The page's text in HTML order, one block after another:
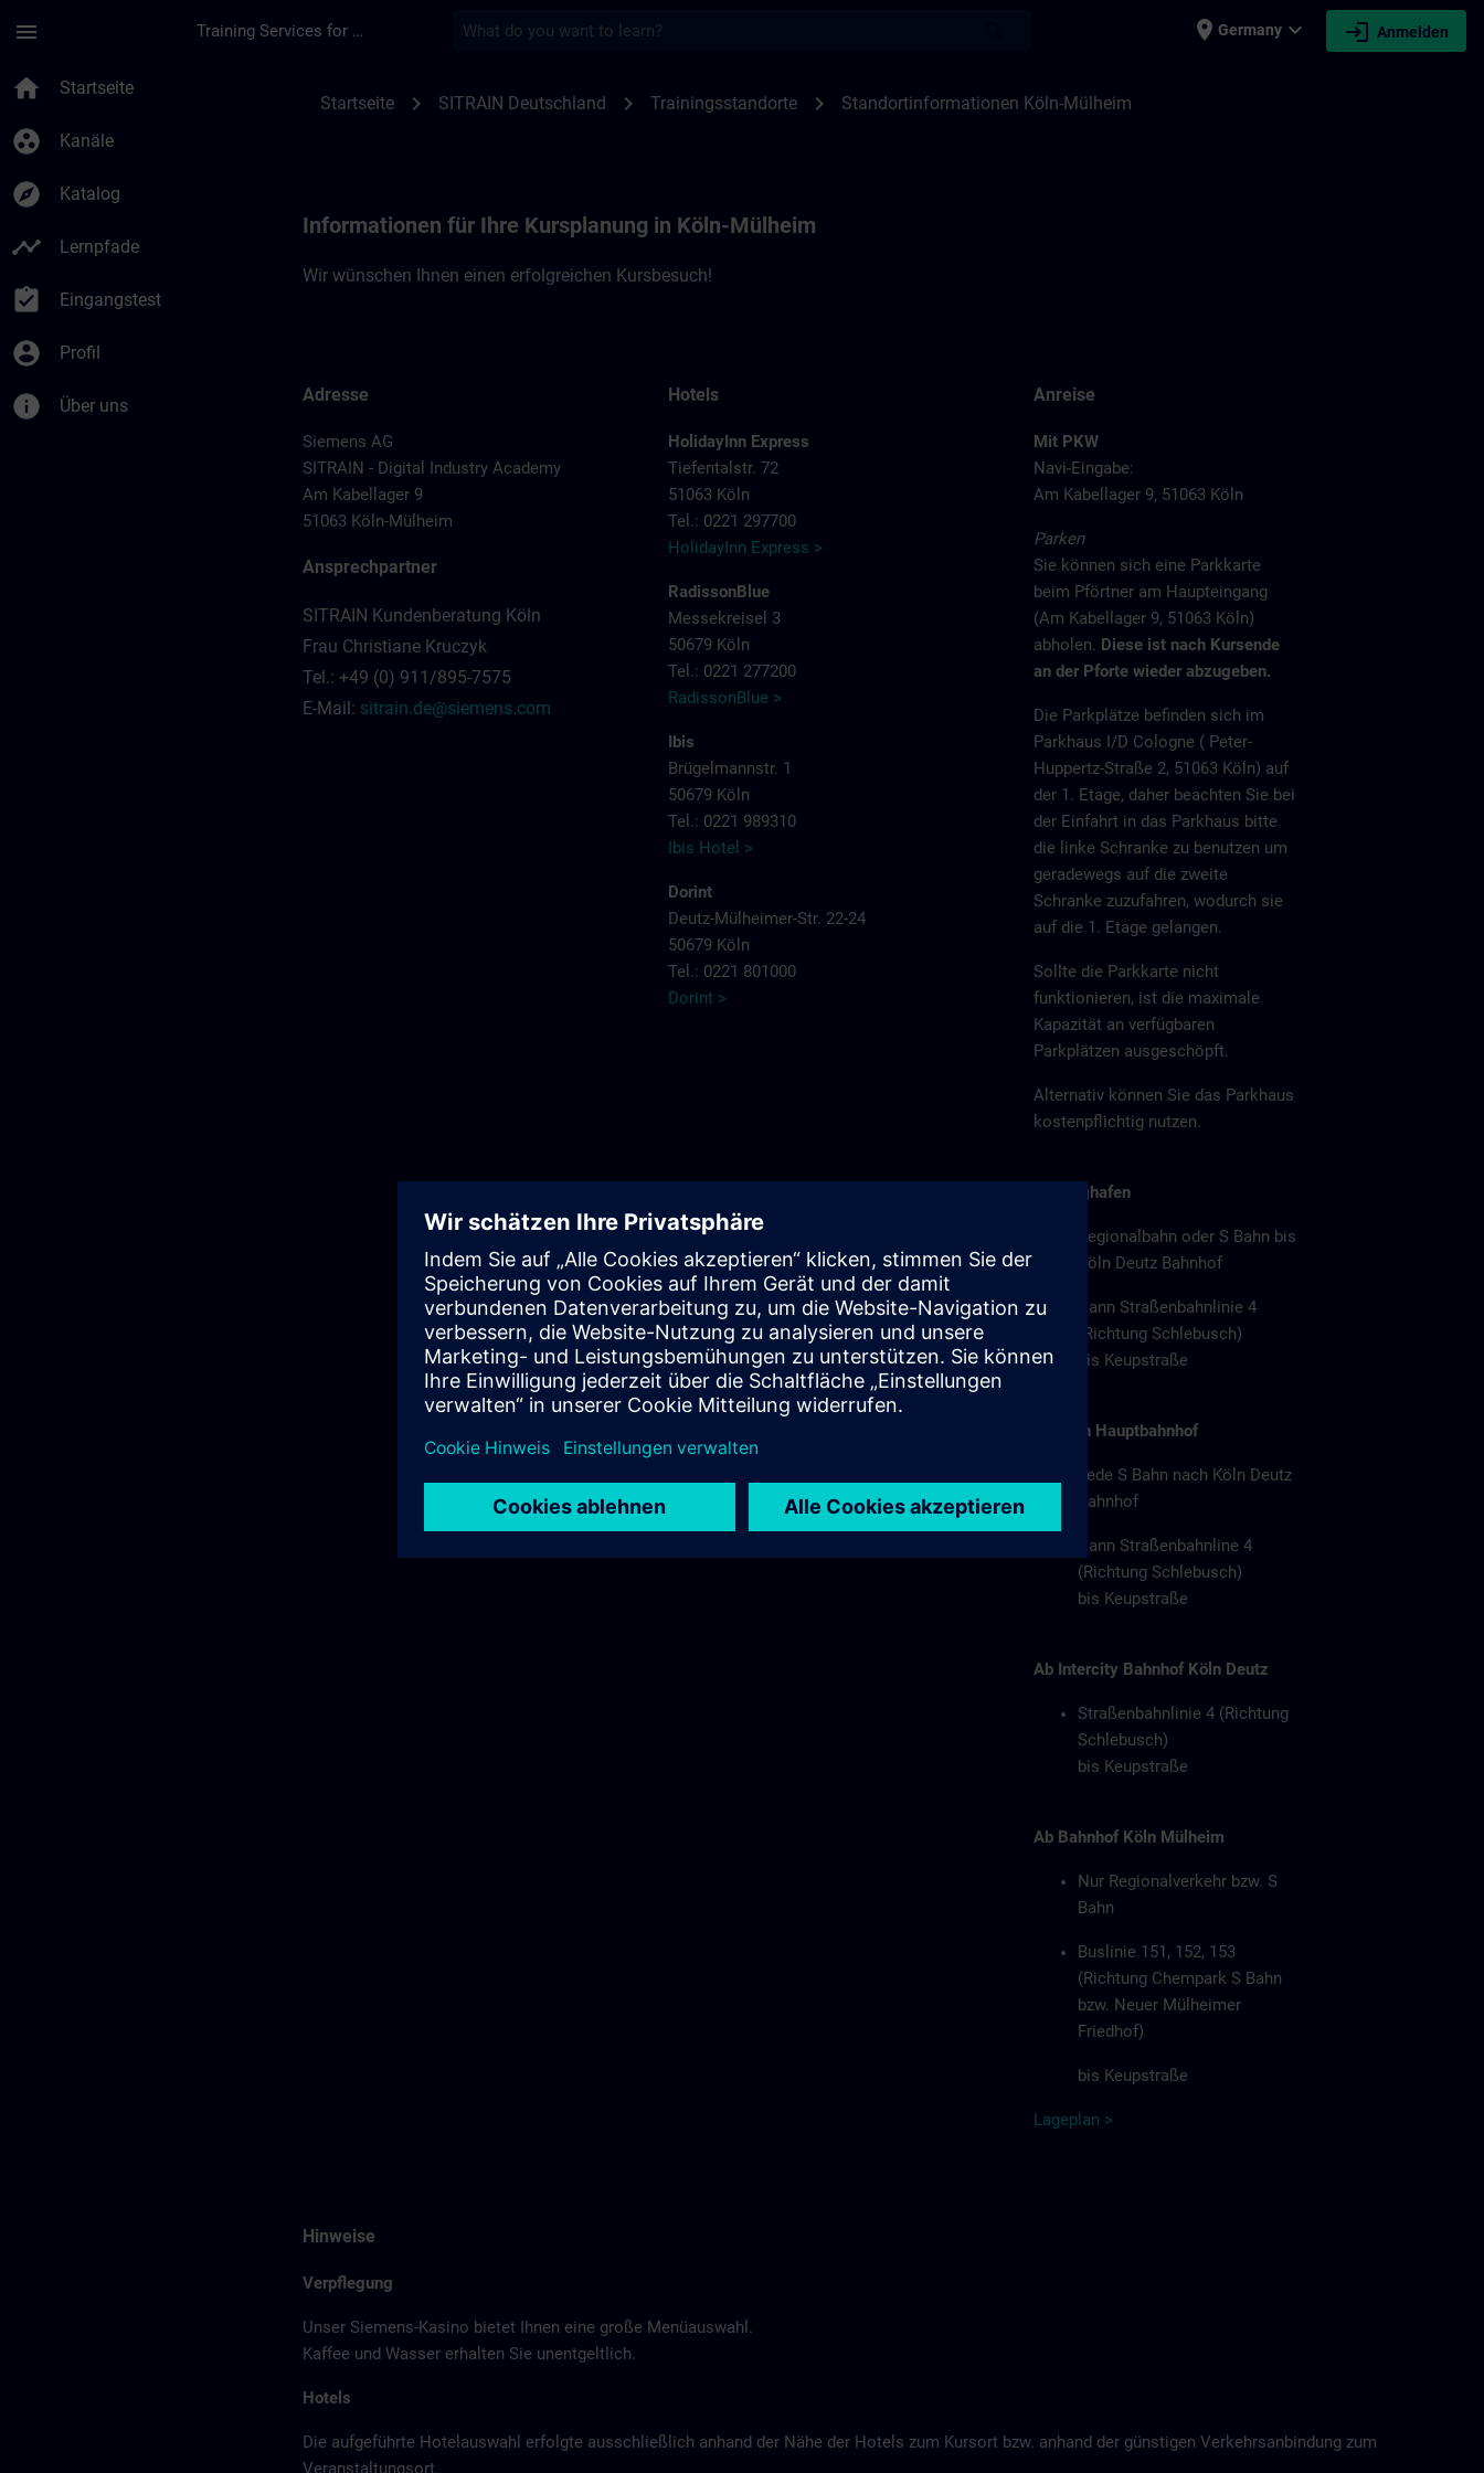
menu Training Services for Digital Industries place Germany expand_more login Anmelden
home Startseite
group_work Kanäle
explore Katalog
timeline Lernpfade
assignment_turned_in Eingangstest
account_circle Profil
info Über uns
Startseite chevron_right SITRAIN Deutschland chevron_right Trainingsstandorte chevron_right Standortinformationen Köln-Mülheim
Informationen für Ihre Kursplanung in Köln-Mülheim
Wir wünschen Ihnen einen erfolgreichen Kursbesuch!
Adresse
Siemens AG
SITRAIN - Digital Industry Academy
Am Kabellager 9
51063 Köln-Mülheim
Ansprechpartner
SITRAIN Kundenberatung Köln
Frau Christiane Kruczyk
Tel.: +49 (0) 911/895-7575
E-Mail: sitrain.de@siemens.com
Hotels
HolidayInn Express
Tiefentalstr. 72
51063 Köln
Tel.: 0221 297700
HolidayInn Express >
RadissonBlue
Messekreisel 3
50679 Köln
Tel.: 0221 277200
RadissonBlue >
Ibis
Brügelmannstr. 1
50679 Köln
Tel.: 0221 989310
Ibis Hotel >
Dorint
Deutz-Mülheimer-Str. 22-24
50679 Köln
Tel.: 0221 801000
Dorint >
Anreise
Mit PKW
Navi-Eingabe:
Am Kabellager 9, 51063 Köln
Parken
Sie können sich eine Parkkarte
beim Pförtner am Haupteingang
(Am Kabellager 9, 51063 Köln)
abholen. Diese ist nach Kursende
an der Pforte wieder abzugeben.
Die Parkplätze befinden sich im
Parkhaus I/D Cologne ( Peter-
Huppertz-Straße 2, 51063 Köln) auf
der 1. Etage, daher beachten Sie bei
der Einfahrt in das Parkhaus bitte
die linke Schranke zu benutzen um
geradewegs auf die zweite
Schranke zuzufahren, wodurch sie
auf die 1. Etage gelangen.
Sollte die Parkkarte nicht
funktionieren, ist die maximale
Kapazität an verfügbaren
Parkplätzen ausgeschöpft.
Alternativ können Sie das Parkhaus
kostenpflichtig nutzen.
Ab Flughafen
Regionalbahn oder S Bahn bis
Köln Deutz Bahnhof
Dann Straßenbahnlinie 4
(Richtung Schlebusch)
bis Keupstraße
Ab Köln Hauptbahnhof
Jede S Bahn nach Köln Deutz
Bahnhof
Dann Straßenbahnline 4
(Richtung Schlebusch)
bis Keupstraße
Ab Intercity Bahnhof Köln Deutz
Straßenbahnlinie 4 (Richtung
Schlebusch)
bis Keupstraße
Ab Bahnhof Köln Mülheim
Nur Regionalverkehr bzw. S
Bahn
Buslinie 151, 152, 153
(Richtung Chempark S Bahn
bzw. Neuer Mülheimer
Friedhof)
bis Keupstraße
Lageplan >
Hinweise
Verpflegung
Unser Siemens-Kasino bietet Ihnen eine große Menüauswahl.
Kaffee und Wasser erhalten Sie unentgeltlich.
Hotels
Die aufgeführte Hotelauswahl erfolgte ausschließlich anhand der Nähe der Hotels zum Kursort bzw. anhand der günstigen Verkehrsanbindung zum
Veranstaltungsort.